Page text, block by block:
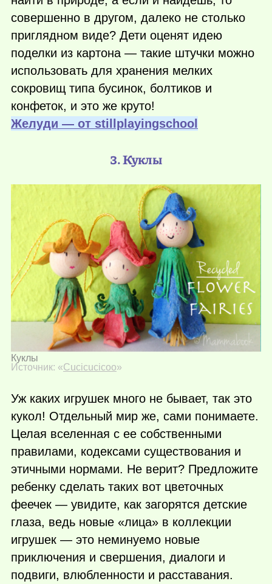
совершенно в другом, далеко не столько
приглядном виде? Дети оценят идею
поделки из картона — такие штучки можно
использовать для хранения мелких
сокровищ типа бусинок, болтиков и
конфеток, и это же круто!
Желуди — от stillplayingschool
3. Куклы
Куклы
Источник: «Cucicucicoo»
Уж каких игрушек много не бывает, так это
кукол! Отдельный мир же, сами понимаете.
Целая вселенная с ее собственными
правилами, кодексами существования и
этичными нормами. Не верит? Предложите
ребенку сделать таких вот цветочных
феечек — увидите, как загорятся детские
глаза, ведь новые «лица» в коллекции
игрушек — это неминуемо новые
приключения и свершения, диалоги и
подвиги, влюбленности и расставания.